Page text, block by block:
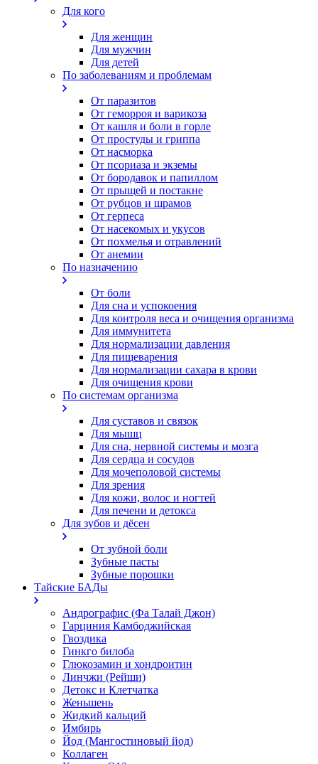
Для кого
Для женщин
Для мужчин
Для детей
По заболеваниям и проблемам
От паразитов
Oт геморроя и варикоза
От кашля и боли в горле
От простуды и гриппа
От насморка
Oт псориаза и экземы
От бородавок и папиллом
От прыщей и постакне
От рубцов и шрамов
От герпеса
От насекомых и укусов
От похмелья и отравлений
От анемии
По назначению
От боли
Для сна и успокоения
Для контроля веса и очищения организма
Для иммунитета
Для нормализации давления
Для пищеварения
Для нормализации сахара в крови
Для очищения крови
По системам организма
Для суставов и связок
Для мышц
Для сна, нервной системы и мозга
Для сердца и сосудов
Для мочеполовой системы
Для зрения
Для кожи, волос и ногтей
Для печени и детокса
Для зубов и дёсен
От зубной боли
Зубные пасты
Зубные порошки
Тайские БАДы
Андрографис (Фа Талай Джон)
Гарциния Камбоджийская
Гвоздика
Гинкго билоба
Глюкозамин и хондроитин
Линчжи (Рейши)
Детокс и Клетчатка
Женьшень
Жидкий кальций
Имбирь
Йод (Мангостиновый йод)
Коллаген